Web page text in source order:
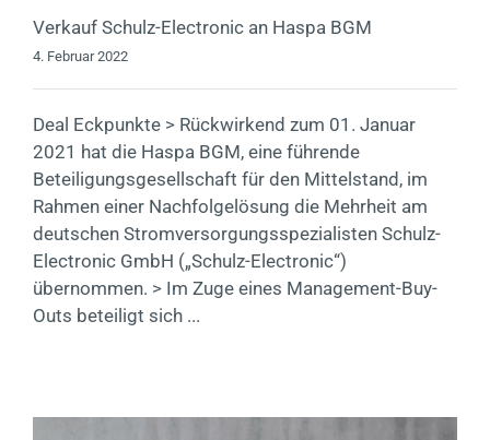
Verkauf Schulz-Electronic an Haspa BGM
4. Februar 2022
Deal Eckpunkte > Rückwirkend zum 01. Januar
2021 hat die Haspa BGM, eine führende
Beteiligungsgesellschaft für den Mittelstand, im
Rahmen einer Nachfolgelösung die Mehrheit am
deutschen Stromversorgungsspezialisten Schulz-
Electronic GmbH („Schulz-Electronic“)
übernommen. > Im Zuge eines Management-Buy-
Outs beteiligt sich ...